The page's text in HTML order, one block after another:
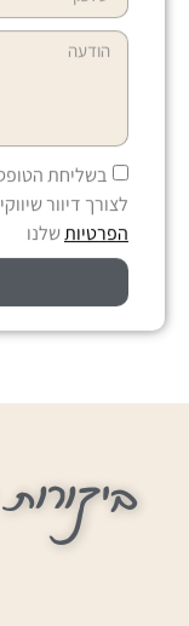
בשליחת
לצורך דיוור
הפרטיותשלנו